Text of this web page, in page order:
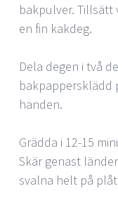
bakpulver.
en fin kakdeg.
Dela degen i två
bakpappersklädd
handen.
Grädda i 12-15
Skär genast
svalna helt på